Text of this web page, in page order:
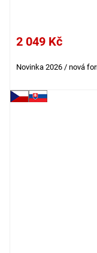
2 049 Kč
Novinka 2026 / nová